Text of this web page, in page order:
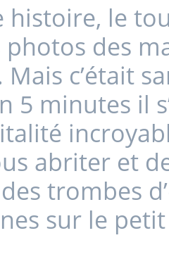
histoire, le
des
c’était
5 minutes il
abriter et
trombes
sur le